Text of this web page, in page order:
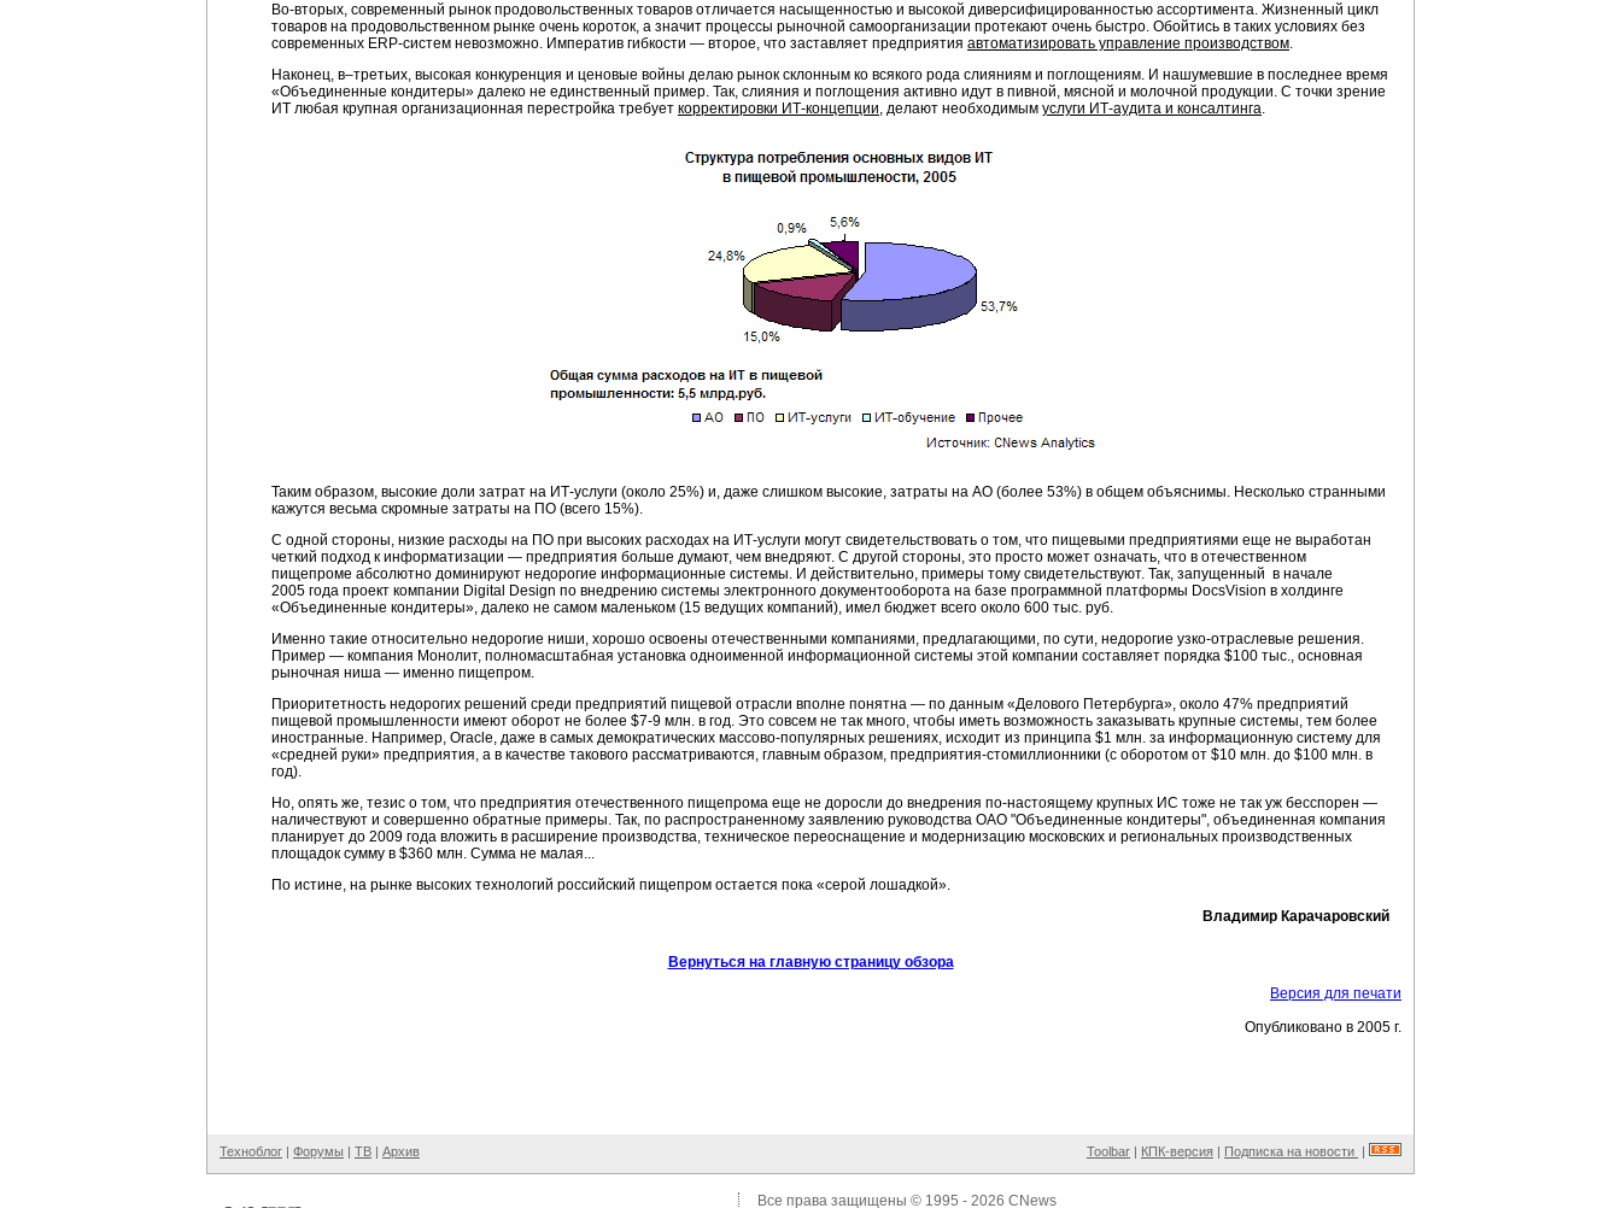
Во-вторых, современный рынок продовольственных товаров отличается насыщенностью и высокой диверсифицированностью ассортимента. Жизненный цикл
товаров на продовольственном рынке очень короток, а значит процессы рыночной самоорганизации протекают очень быстро. Обойтись в таких условиях без
современных ERP-систем невозможно. Императив гибкости — второе, что заставляет предприятия автоматизировать управление производством.
Наконец, в–третьих, высокая конкуренция и ценовые войны делаю рынок склонным ко всякого рода слияниям и поглощениям. И нашумевшие в последнее время
«Объединенные кондитеры» далеко не единственный пример. Так, слияния и поглощения активно идут в пивной, мясной и молочной продукции. С точки зрение
ИТ любая крупная организационная перестройка требует корректировки ИТ-концепции, делают необходимым услуги ИТ-аудита и консалтинга.
Таким образом, высокие доли затрат на ИТ-услуги (около 25%) и, даже слишком высокие, затраты на АО (более 53%) в общем объяснимы. Несколько странными
кажутся весьма скромные затраты на ПО (всего 15%).
С одной стороны, низкие расходы на ПО при высоких расходах на ИТ-услуги могут свидетельствовать о том, что пищевыми предприятиями еще не выработан
четкий подход к информатизации — предприятия больше думают, чем внедряют. С другой стороны, это просто может означать, что в отечественном
пищепроме абсолютно доминируют недорогие информационные системы. И действительно, примеры тому свидетельствуют. Так, запущенный в начале
2005 года проект компании Digital Design по внедрению системы электронного документооборота на базе программной платформы DocsVision в холдинге
«Объединенные кондитеры», далеко не самом маленьком (15 ведущих компаний), имел бюджет всего около 600 тыс. руб.
Именно такие относительно недорогие ниши, хорошо освоены отечественными компаниями, предлагающими, по сути, недорогие узко-отраслевые решения.
Пример — компания Монолит, полномасштабная установка одноименной информационной системы этой компании составляет порядка $100 тыс., основная
рыночная ниша — именно пищепром.
Приоритетность недорогих решений среди предприятий пищевой отрасли вполне понятна — по данным «Делового Петербурга», около 47% предприятий
пищевой промышленности имеют оборот не более $7-9 млн. в год. Это совсем не так много, чтобы иметь возможность заказывать крупные системы, тем более
иностранные. Например, Oracle, даже в самых демократических массово-популярных решениях, исходит из принципа $1 млн. за информационную систему для
«средней руки» предприятия, а в качестве такового рассматриваются, главным образом, предприятия-стомиллионники (с оборотом от $10 млн. до $100 млн. в
год).
Но, опять же, тезис о том, что предприятия отечественного пищепрома еще не доросли до внедрения по-настоящему крупных ИС тоже не так уж бесспорен —
наличествуют и совершенно обратные примеры. Так, по распространенному заявлению руководства ОАО "Объединенные кондитеры", объединенная компания
планирует до 2009 года вложить в расширение производства, техническое переоснащение и модернизацию московских и региональных производственных
площадок сумму в $360 млн. Сумма не малая...
По истине, на рынке высоких технологий российский пищепром остается пока «серой лошадкой».
Владимир Карачаровский
Вернуться на главную страницу обзора
Версия для печати
Опубликовано в 2005 г.
Техноблог | Форумы | ТВ | Архив Toolbar | КПК-версия | Подписка на новости |
Все права защищены © 1995 - 2026 CNews